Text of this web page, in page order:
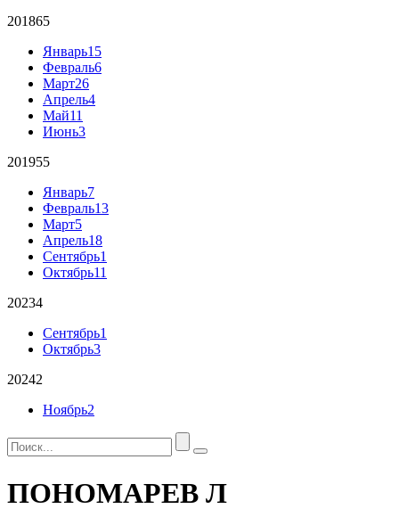
201865
Январь15
Февраль6
Март26
Апрель4
Май11
Июнь3
201955
Январь7
Февраль13
Март5
Апрель18
Сентябрь1
Октябрь11
20234
Сентябрь1
Октябрь3
20242
Ноябрь2
ПОНОМАРЕВ Л